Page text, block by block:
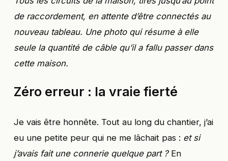
de raccordement, en attente d’être connectés au
nouveau tableau. Une photo qui résume à elle
seule la quantité de câble qu’il a fallu passer dans
cette maison.
Zéro erreur : la vraie fierté
Je vais être honnête. Tout au long du chantier, j’ai
eu une petite peur qui ne me lâchait pas : et si
j’avais fait une connerie quelque part ?En